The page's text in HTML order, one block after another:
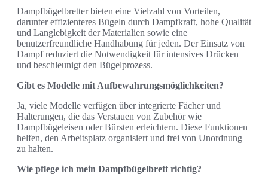
Dampfbügelbretter bieten eine Vielzahl von Vorteilen,
darunter effizienteres Bügeln durch Dampfkraft, hohe Qualität
und Langlebigkeit der Materialien sowie eine
benutzerfreundliche Handhabung für jeden. Der Einsatz von
Dampf reduziert die Notwendigkeit für intensives Drücken
und beschleunigt den Bügelprozess.
Gibt es Modelle mit Aufbewahrungsmöglichkeiten?
Ja, viele Modelle verfügen über integrierte Fächer und
Halterungen, die das Verstauen von Zubehör wie
Dampfbügeleisen oder Bürsten erleichtern. Diese Funktionen
helfen, den Arbeitsplatz organisiert und frei von Unordnung
zu halten.
Wie pflege ich mein Dampfbügelbrett richtig?